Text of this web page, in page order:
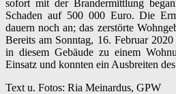
sofort mit der Brandermittlung
Schaden auf 500 000 Euro. Die
dauern noch an; das zerstörte
Bereits am Sonntag, 16. Februar
in diesem Gebäude zu einem
Einsatz und konnten ein Ausbreiten
Text u. Fotos: Ria Meinardus, GPW